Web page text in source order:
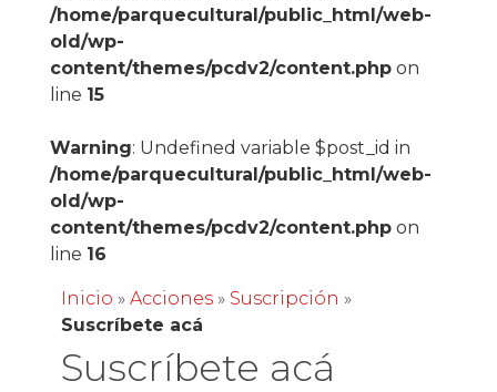
/home/parquecultural/public_html/web-
old/wp-
content/themes/pcdv2/content.phpon
line 15
Warning: Undefined variable $post_id in
/home/parquecultural/public_html/web-
old/wp-
content/themes/pcdv2/content.phpon
line 16
Inicio » Acciones» Suscripción »
Suscríbete acá
Suscríbete acá